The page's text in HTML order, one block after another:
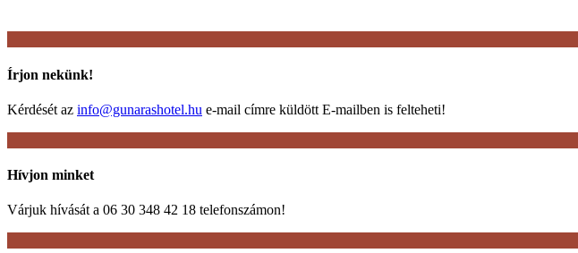
Írjon nekünk!
Kérdését az info@gunarashotel.hu e-mail címre küldött E-mailben is felteheti!
Hívjon minket
Várjuk hívását a 06 30 348 42 18 telefonszámon!